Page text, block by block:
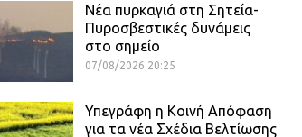
Νέα πυρκαγιά στη Σητεία-
Πυροσβεστικές δυνάμεις
στο σημείο
07/08/2026 20:25
Υπεγράφη η Κοινή Απόφαση
για τα νέα Σχέδια Βελτίωσης